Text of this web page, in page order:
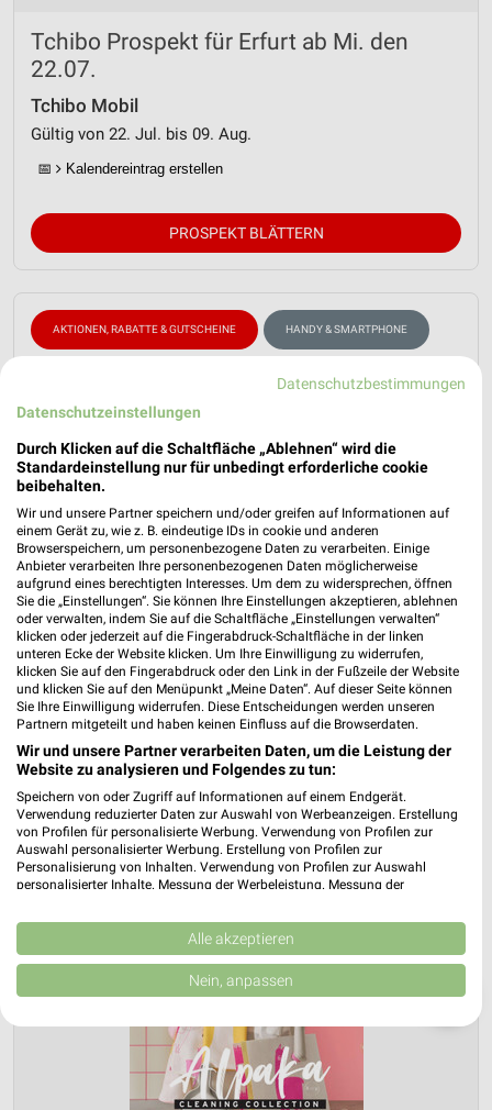
Tchibo Prospekt für Erfurt ab Mi. den
22.07.
Tchibo Mobil
Gültig von 22. Jul. bis 09. Aug.
📅 Kalendereintrag erstellen
PROSPEKT BLÄTTERN
AKTIONEN, RABATTE & GUTSCHEINE HANDY & SMARTPHONE
❯
Datenschutzbestimmungen
Datenschutzeinstellungen
Durch Klicken auf die Schaltfläche „Ablehnen“ wird die
Standardeinstellung nur für unbedingt erforderliche cookie
beibehalten.
Wir und unsere Partner speichern und/oder greifen auf Informationen auf
einem Gerät zu, wie z. B. eindeutige IDs in cookie und anderen
Browserspeichern, um personenbezogene Daten zu verarbeiten. Einige
Anbieter verarbeiten Ihre personenbezogenen Daten möglicherweise
aufgrund eines berechtigten Interesses. Um dem zu widersprechen, öffnen
Sie die „Einstellungen“. Sie können Ihre Einstellungen akzeptieren, ablehnen
oder verwalten, indem Sie auf die Schaltfläche „Einstellungen verwalten“
klicken oder jederzeit auf die Fingerabdruck-Schaltfläche in der linken
unteren Ecke der Website klicken. Um Ihre Einwilligung zu widerrufen,
klicken Sie auf den Fingerabdruck oder den Link in der Fußzeile der Website
und klicken Sie auf den Menüpunkt „Meine Daten“. Auf dieser Seite können
Sie Ihre Einwilligung widerrufen. Diese Entscheidungen werden unseren
Partnern mitgeteilt und haben keinen Einfluss auf die Browserdaten.
Wir und unsere Partner verarbeiten Daten, um die Leistung der
Website zu analysieren und Folgendes zu tun:
Speichern von oder Zugriff auf Informationen auf einem Endgerät.
Verwendung reduzierter Daten zur Auswahl von Werbeanzeigen. Erstellung
von Profilen für personalisierte Werbung. Verwendung von Profilen zur
Auswahl personalisierter Werbung. Erstellung von Profilen zur
Personalisierung von Inhalten. Verwendung von Profilen zur Auswahl
personalisierter Inhalte. Messung der Werbeleistung. Messung der
Kombinationen von Daten aus verschiedenen Quellen. Entwicklung und
Verbesserung der Angebote. Verwendung reduzierter Daten zur Auswahl
von Inhalten.
Daten können außerhalb der Europäischen Union weitergegeben und in die
USA gesendet werden.
Website/App.
Partnerliste anzeigen (1 IAB-Anbieter)
Wir nutzen Ihre Daten für folgende Zwecke:
Alle akzeptieren
Nein, anpassen